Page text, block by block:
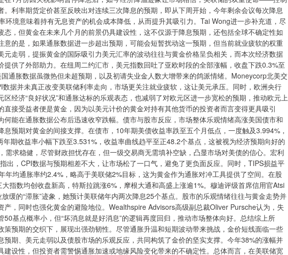
利率期货定价甚至反映出对连续三次降息的预期，即从下周开始，今年剩余会议每次降息
环境意味着持有无息资产的机会成本降低，从而提升其吸引力。Tai Wong进一步补充道，尽
态，但黄金在未来几个月的前景仍具建设性，这不仅源于降息预期，还包括全球不确定性如
意的是，如果通胀数据进一步超出预期，可能会短暂扰动这一预期，但当前就业疲软的权重
元走弱，提振黄金的国际吸引力美元汇率的波动往往与黄金价格呈负相关，而本次经济数据
提供了外部助力。在纽周二约汇市，美元指数回吐了亚欧时段的全部涨幅，收盘下跌0.3%至
通胀数据虽微热但未超预期，以及初请失业金人数大增带来的鸽派情绪。Moneycorp北美交
据并未真正改变美联储利率走向，市场更关注就业疲软，这让美元承压。同时，欧洲央行
经济“良好状况”和通胀达标的乐观表态，也减弱了对欧元区进一步宽松的预期，推动欧元上
接受益者便是黄金，因为以美元计价的黄金对持有其他货币的投资者而言变得更具吸引
何能在通胀数据公布后迅速收窄跌幅。债市与股市反应，市场整体乐观情绪高涨美国债市和
息预期对黄金的间接支撑。在债市，10年期美债收益率跌至五个月低点，一度触及3.994%，
期收益率小幅下跌至3.531%，收益率曲线趋平至正48.2个基点，这被视为经济预期向好的
需求稳健，尽管财政担忧存在，但一级交易商无需填补空缺，凸显市场对美债的信心。宏利
出，CPI数据与预期相差不大，让市场松了一口气，避免了更负面反应。同时，TIPS损益平
年均通胀率约2.4%，略高于美联储2%目标，这为黄金作为通胀对冲工具提供了空间。在股
指数均创收盘新高，特斯拉跳涨6%，摩根大通和高盛上涨逾1%。穆迪评级首席信用官Atsi
缓的“滞胀”迹象，她预计美联储年内两次降息25个基点。股市的乐观情绪往往与黄金走势并
产，同时也强化黄金的避险地位。Wealthspire Advisors高级副总裁Oliver Pursche认为，失
50基点概率小，但“坏消息就是好消息”的逻辑再度回归，推动市场整体向好。总结综上所
策预期的交织下，展现出强劲韧性。尽管通胀升温和短期波动带来挑战，金价短线面临一些
预期、美元走弱以及债股市场的乐观反应，共同构筑了金价的坚实支撑。今年38%的涨幅并
建设性，但投资者需警惕通胀加速或地缘风险变化带来的不确定性。总体而言，在美联储宽